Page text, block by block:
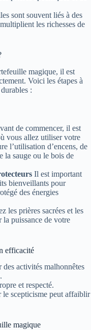
sont souvent liés à des
les richesses de
magique, il est
Voici les étapes à
:
de commencer, il est
vous allez utiliser votre
l’utilisation d’encens, de
la sauge ou le bois de
Il est important
bienveillants pour
des énergies
les prières sacrées et les
puissance de votre
efficacité
activités malhonnêtes
et respecté.
le scepticisme peut affaiblir
magique